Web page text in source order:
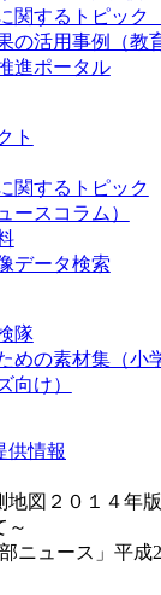
関するトピック
の活用事例（教
進ポータル
ト
関するトピック
ースコラム）
データ検索
隊
めの素材集（小
向け）
供情報
地図２０１４年
～
ニュース」平成